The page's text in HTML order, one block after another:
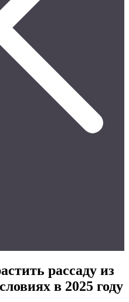
рассаду из
в 2025 году